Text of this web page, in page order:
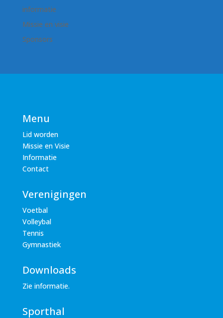
informatie
Missie en visie
Sponsors
Menu
Lid worden
Missie en Visie
Informatie
Contact
Verenigingen
Voetbal
Volleybal
Tennis
Gymnastiek
Downloads
Zie informatie.
Sporthal